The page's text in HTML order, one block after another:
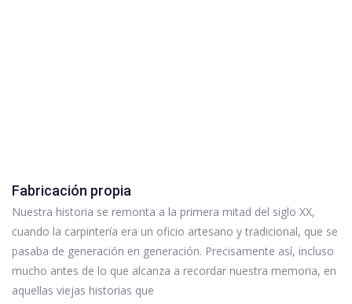
Fabricación propia
Nuestra historia se remonta a la primera mitad del siglo XX,
cuando la carpintería era un oficio artesano y tradicional, que se
pasaba de generación en generación. Precisamente así, incluso
mucho antes de lo que alcanza a recordar nuestra memoria, en
aquellas viejas historias que